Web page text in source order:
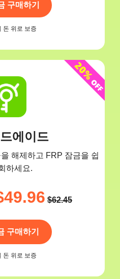
구매하기
돈 위로 보증
에이드
해제하고 FRP 잠금을 쉽
하세요.
$62.45
구매하기
돈 위로 보증